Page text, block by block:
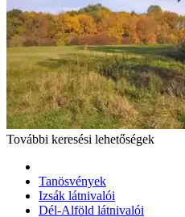
További keresési lehetőségek
Tanösvények
Izsák látnivalói
Dél-Alföld látnivalói